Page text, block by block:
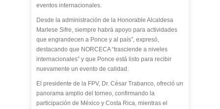
eventos internacionales.
Desde la administración de la Honorable Alcaldesa
Marlese Sifre, siempre habrá apoyo para actividades
que engrandecen a Ponce y al país”, expresó,
destacando que NORCECA “trasciende a niveles
internacionales” y que Ponce está listo para recibir
nuevamente un evento de calidad.
El presidente de la FPV, Dr. César Trabanco, ofreció un
panorama amplio del torneo, confirmando la
participación de México y Costa Rica, mientras el